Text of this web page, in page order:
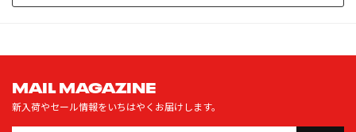
MAIL MAGAZINE
新入荷やセール情報をいちはやくお届けします。